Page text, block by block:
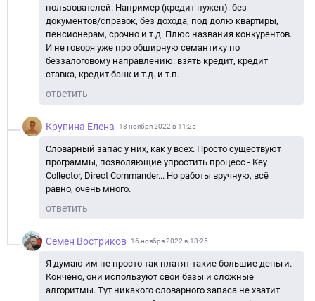
пользователей. Например (кредит нужен): без
документов/справок, без дохода, под долю квартиры,
пенсионерам, срочно и т.д. Плюс названия конкурентов.
И не говоря уже про обширную семантику по
беззалоговому направлению: взять кредит, кредит
ставка, кредит банк и т.д. и т.п.
ответить
Крупина Елена 18 ноября 2022 в 11:25
Словарный запас у них, как у всех. Просто существуют
программы, позволяющие упростить процесс - Key
Collector, Direct Commander... Но работы вручную, всё
равно, очень много.
ответить
Семен Востриков 16 ноября 2022 в 18:25
Я думаю им не просто так платят такие большие деньги.
Кончено, они используют свои базы и сложные
алгоритмы. Тут никакого словарного запаса не хватит